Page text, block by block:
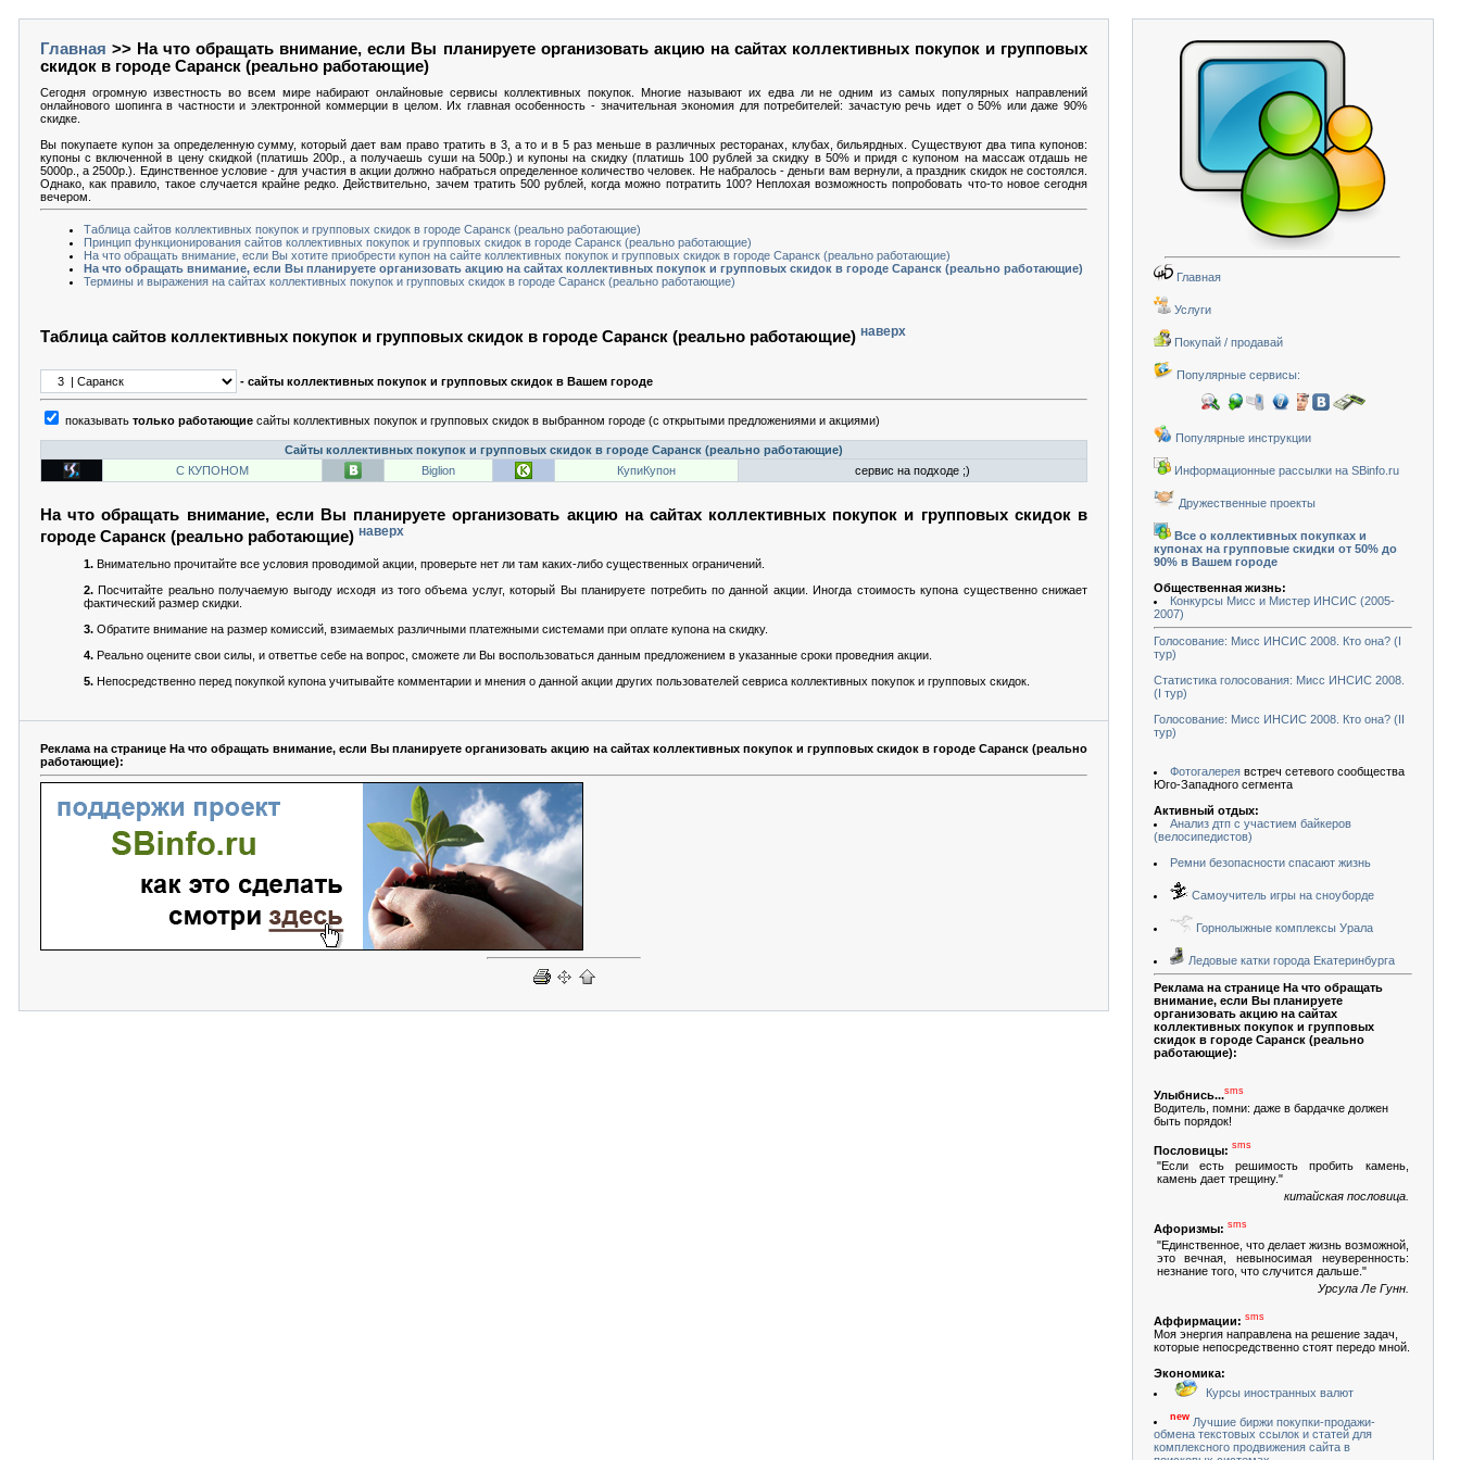
Главная >> На что обращать внимание, если Вы планируете организовать акцию на сайтах коллективных покупок и групповых
скидок в городе Саранск (реально работающие)
Сегодня огромную известность во всем мире набирают онлайновые сервисы коллективных покупок. Многие называют их едва ли не одним из самых популярных направлений
онлайнового шопинга в частности и электронной коммерции в целом. Их главная особенность - значительная экономия для потребителей: зачастую речь идет о 50% или даже 90%
скидке.
Вы покупаете купон за определенную сумму, который дает вам право тратить в 3, а то и в 5 раз меньше в различных ресторанах, клубах, бильярдных. Существуют два типа купонов:
купоны с включенной в цену скидкой (платишь 200р., а получаешь суши на 500р.) и купоны на скидку (платишь 100 рублей за скидку в 50% и придя с купоном на массаж отдашь не
5000р., а 2500р.). Единственное условие - для участия в акции должно набраться определенное количество человек. Не набралось - деньги вам вернули, а праздник скидок не состоялся.
Однако, как правило, такое случается крайне редко. Действительно, зачем тратить 500 рублей, когда можно потратить 100? Неплохая возможность попробовать что-то новое сегодня
вечером.
Таблица сайтов коллективных покупок и групповых скидок в городе Саранск (реально работающие)
Принцип функционирования сайтов коллективных покупок и групповых скидок в городе Саранск (реально работающие)
На что обращать внимание, если Вы хотите приобрести купон на сайте коллективных покупок и групповых скидок в городе Саранск (реально работающие)
На что обращать внимание, если Вы планируете организовать акцию на сайтах коллективных покупок и групповых скидок в городе Саранск (реально работающие)
Термины и выражения на сайтах коллективных покупок и групповых скидок в городе Саранск (реально работающие)
Таблица сайтов коллективных покупок и групповых скидок в городе Саранск (реально работающие) наверх
- сайты коллективных покупок и групповых скидок в Вашем городе
показывать только работающие сайты коллективных покупок и групповых скидок в выбранном городе (с открытыми предложениями и акциями)
Сайты коллективных покупок и групповых скидок в городе Саранск (реально работающие)
С КУПОНОМ
Biglion КупиКупон сервис на подходе ;)
На что обращать внимание, если Вы планируете организовать акцию на сайтах коллективных покупок и групповых скидок в
городе Саранск (реально работающие) наверх
1. Внимательно прочитайте все условия проводимой акции, проверьте нет ли там каких-либо существенных ограничений.
2. Посчитайте реально получаемую выгоду исходя из того объема услуг, который Вы планируете потребить по данной акции. Иногда стоимость купона существенно снижает
фактический размер скидки.
3. Обратите внимание на размер комиссий, взимаемых различными платежными системами при оплате купона на скидку.
4. Реально оцените свои силы, и ответтье себе на вопрос, сможете ли Вы воспользоваться данным предложением в указанные сроки проведния акции.
5. Непосредственно перед покупкой купона учитывайте комментарии и мнения о данной акции других пользователей севриса коллективных покупок и групповых скидок.
Реклама на странице На что обращать внимание, если Вы планируете организовать акцию на сайтах коллективных покупок и групповых скидок в городе Саранск (реально
работающие):
Главная
Услуги
Покупай / продавай
Популярные сервисы:
Популярные инструкции
Информационные рассылки на SBinfo.ru
Дружественные проекты
Все о коллективных покупках и
купонах на групповые скидки от 50% до
90% в Вашем городе
Общественная жизнь:
Конкурсы Мисс и Мистер ИНСИС (2005-
2007)
Голосование: Мисс ИНСИС 2008. Кто она? (I
тур)
Статистика голосования: Мисс ИНСИС 2008.
(I тур)
Голосование: Мисс ИНСИС 2008. Кто она? (II
тур)
Фотогалереявстреч сетевого сообщества
Юго-Западного сегмента
Активный отдых:
Анализ дтп с участием байкеров
(велосипедистов)
Ремни безопасности спасают жизнь
Самоучитель игры на сноуборде
Горнолыжные комплексы Урала
Ледовые катки города Екатеринбурга
Реклама на странице На что обращать
внимание, если Вы планируете
организовать акцию на сайтах
коллективных покупок и групповых
скидок в городе Саранск (реально
работающие):
Улыбнись...sms
Водитель, помни: даже в бардачке должен
быть порядок!
Пословицы: sms
"Если есть решимость пробить камень,
камень дает трещину."
китайская пословица.
Афоризмы: sms
"Единственное, что делает жизнь возможной,
это вечная, невыносимая неуверенность:
незнание того, что случится дальше."
Урсула Ле Гунн.
Аффирмации: sms
Моя энергия направлена на решение задач,
которые непосредственно стоят передо мной.
Экономика:
Курсы иностранных валют
new Лучшие биржи покупки-продажи-
обмена текстовых ссылок и статей для
комплексного продвижения сайта в